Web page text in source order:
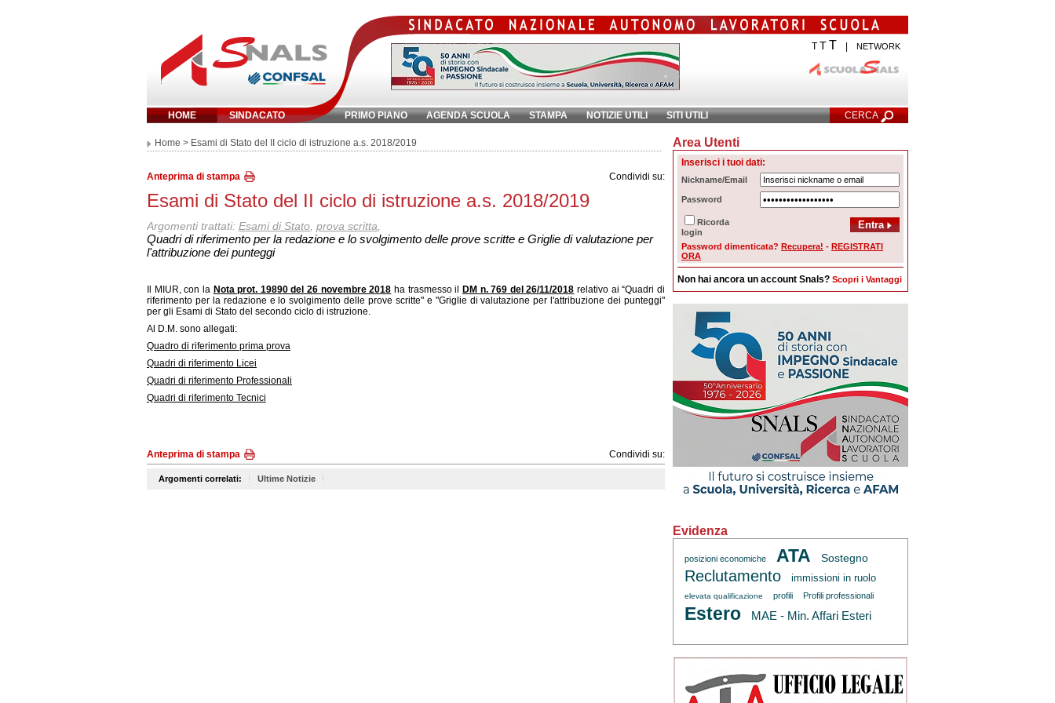
T TT NETWORK
HOME SINDACATO PRIMO PIANO AGENDA SCUOLA STAMPA NOTIZIE UTILI SITI UTILI CERCA
Inserisci parola chiave: Ricerca Avanzata
Home > Esami di Stato del II ciclo di istruzione a.s. 2018/2019
Anteprima di stampa Condividi su:
Esami di Stato del II ciclo di istruzione a.s. 2018/2019
Argomenti trattati: Esami di Stato prova scritta
Quadri di riferimento per la redazione e lo svolgimento delle prove scritte e Griglie di valutazione per
l'attribuzione dei punteggi
Il MIUR, con la Nota prot. 19890 del 26 novembre 2018 ha trasmesso il DM n. 769 del 26/11/2018 relativo ai “Quadri di
riferimento per la redazione e lo svolgimento delle prove scritte" e "Griglie di valutazione per l'attribuzione dei punteggi"
per gli Esami di Stato del secondo ciclo di istruzione.
Al D.M. sono allegati:
Quadro di riferimento prima prova
Quadri di riferimento Licei
Quadri di riferimento Professionali
Quadri di riferimento Tecnici
Anteprima di stampa Condividi su:
Argomenti correlati: Ultime Notizie
Area Utenti
Inserisci i tuoi dati:
Nickname/Email
Password
Ricorda
login
Password dimenticata? Recupera! - REGISTRATI
ORA
Non hai ancora un account Snals? Scopri i Vantaggi
Evidenza
posizioni economiche ATA Sostegno
Reclutamento immissioni in ruolo
elevata qualificazione profili Profili professionali
Estero MAE - Min. Affari Esteri